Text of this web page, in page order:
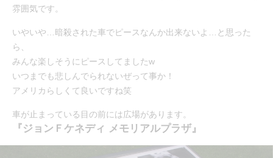
雰囲気です。
いやいや…暗殺された車でピースなんか出来ないよ…と思った
ら、
みんな楽しそうにピースしてましたw
いつまでも悲しんでられないぜって事か！
アメリカらしくて良いですね笑
車が止まっている目の前には広場があります。
『ジョンＦケネディ メモリアルプラザ』